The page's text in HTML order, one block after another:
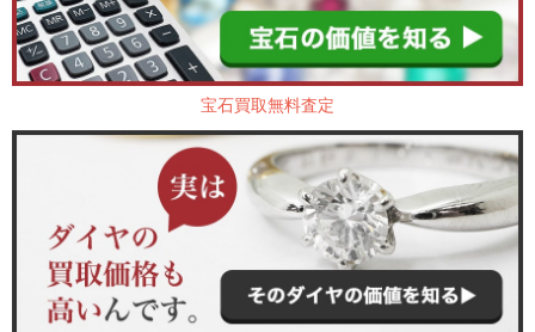
宝石買取無料査定